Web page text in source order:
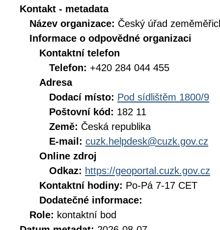
Kontakt - metadata
Název organizace: Český úřad
Informace o odpovědné organizaci
Kontaktní telefon
Telefon: +420 284 044 455
Adresa
Dodací místo: Pod sídlištěm 1800/9
Poštovní kód: 182 11
Země: Česká republika
E-mail: cuzk.helpdesk@cuzk.gov.cz
Online zdroj
Odkaz: https://geoportal.cuzk.gov.cz
Kontaktní hodiny: Po-Pá 7-17 CET
Dodatečné informace:
Role: kontaktní bod